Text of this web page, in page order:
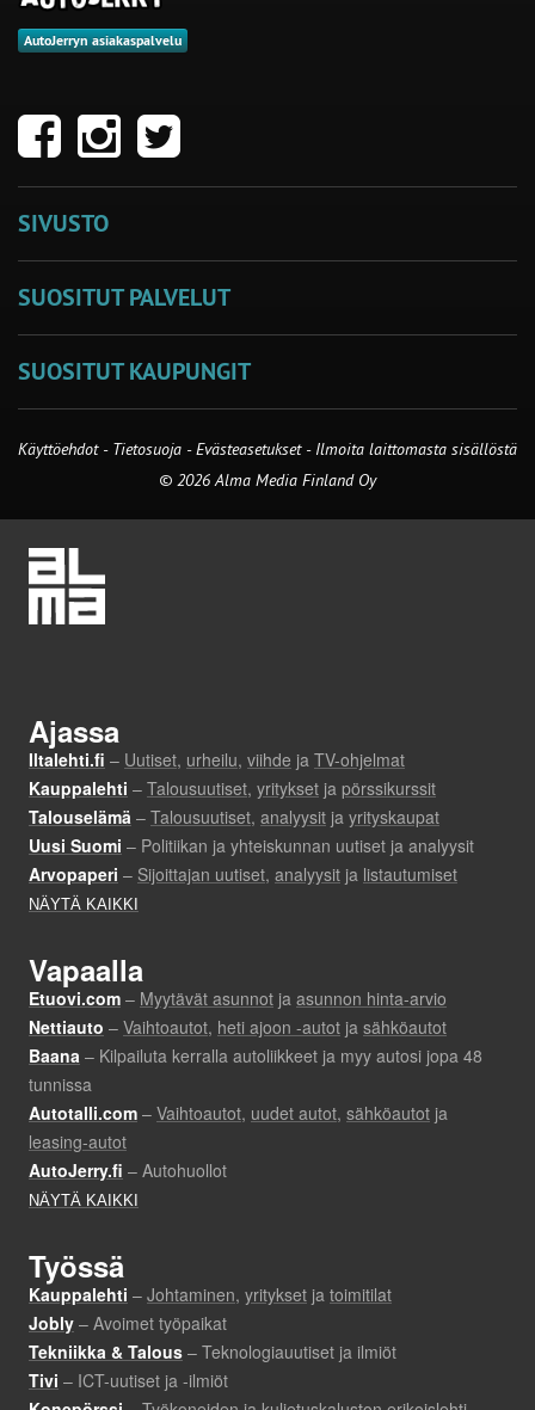
AutoJerryn asiakaspalvelu
SIVUSTO
SUOSITUT PALVELUT
SUOSITUT KAUPUNGIT
Käyttöehdot - Tietosuoja -Evästeasetukset- Ilmoita laittomasta sisällöstä
© 2026 Alma Media Finland Oy